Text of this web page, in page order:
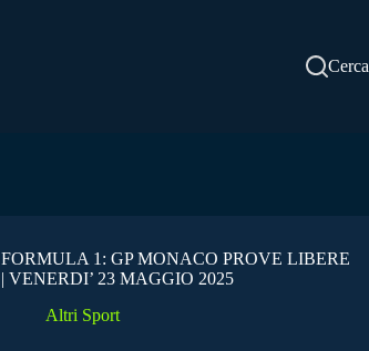
Cerca
FORMULA 1: GP MONACO PROVE LIBERE
| VENERDI’ 23 MAGGIO 2025
Altri Sport